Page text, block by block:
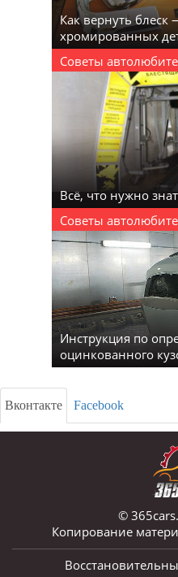
Как вернуть
хромированных
Советы
Всё, что нужно
Советы
Инструкция по
оцинкованного
Вконтакте Facebook
©
Копирование